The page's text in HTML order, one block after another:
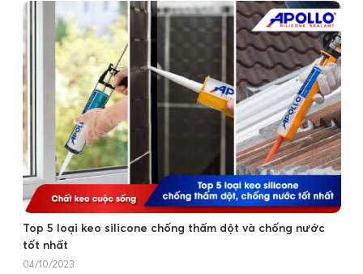
Top 5 loại keo silicone chống thấm dột và chống nước
tốt nhất
04/10/2023